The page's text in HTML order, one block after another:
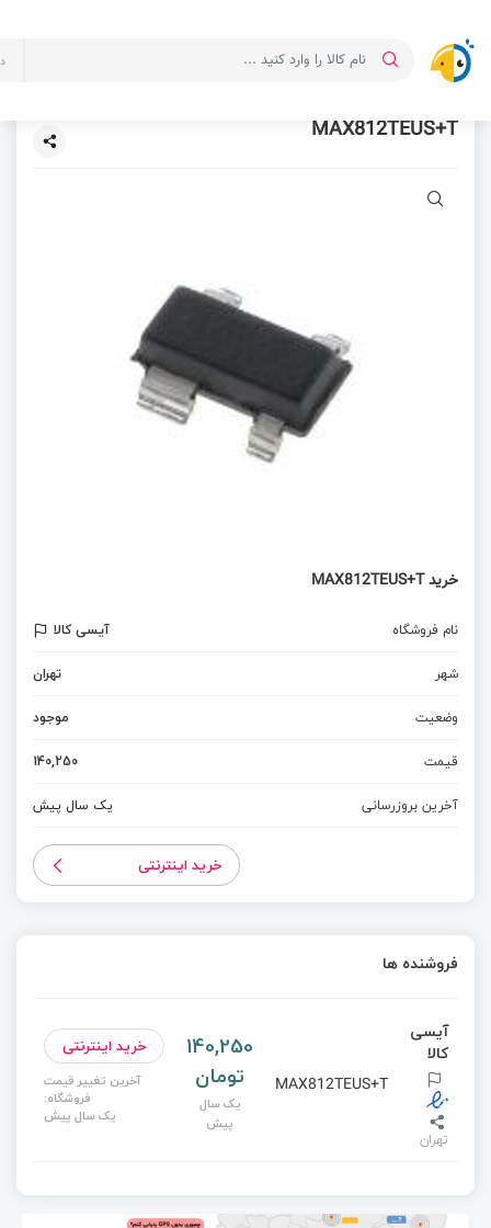
MAX812TEUS+T
خرید MAX812TEUS+T
نام فروشگاه
آیسی کالا
شهر
تهران
وضعیت
موجود
قیمت
140,250
آخرین بروزرسانی
یک سال پیش
خرید اینترنتی
فروشنده ها
آیسی
کالا
تهران
MAX812TEUS+T
140,250
تومان
یک سال
پیش
خرید اینترنتی
آخرین تغییر قیمت
فروشگاه:
یک سال پیش